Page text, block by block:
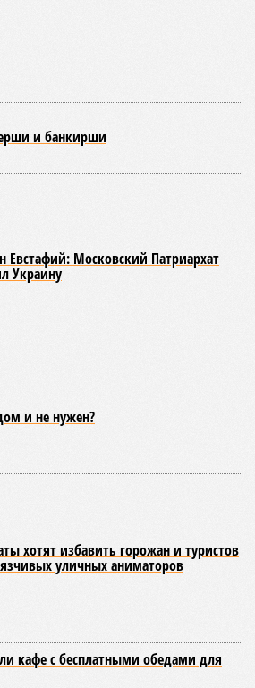
испытаний. Для сравнения,
292 человека, а по особой
– чуть более сотни.
квота показала низкую
вузах и филиалах
Обращает на себя внимание и
поступивших по данной квоте
результаты на ЕГЭ, и
на поступление по общему
программы. В списках были
баллами, поступившие в
Екатерина Степанова
07.08.2026 19:20
Отредактировано:
на тему летнего отключения
тему летнего отключения горячей воды в